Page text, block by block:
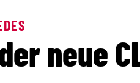
neue